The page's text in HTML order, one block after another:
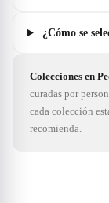
¿Cómo se
Colecciones en
curadas por
cada colección
recomienda.